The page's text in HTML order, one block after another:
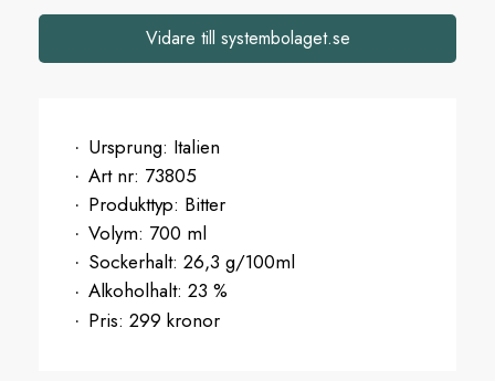
Vidare till systembolaget.se
Ursprung: Italien
Art nr: 73805
Produkttyp: Bitter
Volym: 700 ml
Sockerhalt: 26,3 g/100ml
Alkoholhalt: 23 %
Pris: 299 kronor